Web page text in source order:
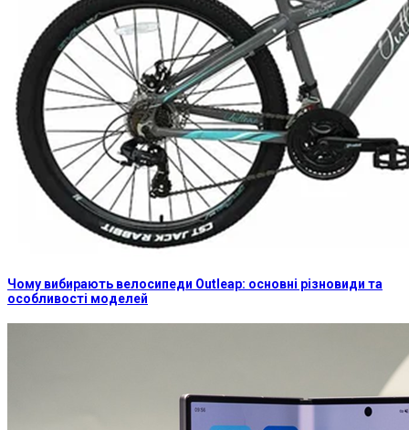
Чому вибирають велосипеди Outleap: основні різновиди та
особливості моделей